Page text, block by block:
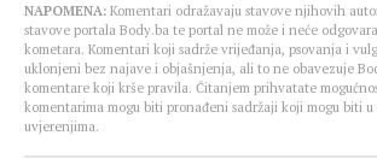
NAPOMENA: Komentari odražavaju stavove njihovih
stavove portala Body.ba te portal ne može i neće
kometara. Komentari koji sadrže vrijeđanja, psovanja i
uklonjeni bez najave i objašnjenja, ali to ne obavezuje
komentare koji krše pravila. Čitanjem prihvatate
komentarima mogu biti pronađeni sadržaji koji mogu biti u
uvjerenjima.